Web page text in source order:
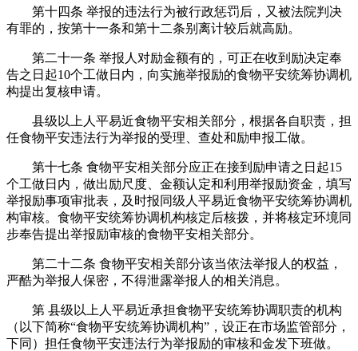
第十四条 举报的违法行为被行政惩罚后，又被法院判决
有罪的，按第十一条和第十二条别离计较后就高励。
第二十一条 举报人对励金额有的，可正在收到励决定奉
告之日起10个工做日内，向实施举报励的食物平安统筹协调机
构提出复核申请。
县级以上人平易近食物平安相关部分，根据各自职责，担
任食物平安违法行为举报的受理、查处和励申报工做。
第十七条 食物平安相关部分应正在接到励申请之日起15
个工做日内，做出励尺度、金额认定和利用举报励资金，填写
举报励事项审批表，及时报同级人平易近食物平安统筹协调机
构审核。食物平安统筹协调机构核定后核拨，并将核定环境同
步奉告提出举报励审核的食物平安相关部分。
第二十二条 食物平安相关部分该当依法举报人的权益，
严酷为举报人保密，不得泄露举报人的相关消息。
第 县级以上人平易近承担食物平安统筹协调职责的机构
（以下简称“食物平安统筹协调机构”，设正在市场监管部分，
下同）担任食物平安违法行为举报励的审核和金发下班做。